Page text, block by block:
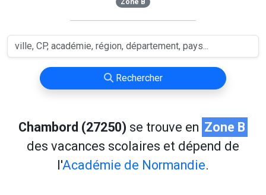
Zone B
Rechercher
Chambord (27250) se trouve en Zone B
des vacances scolaires et dépend de
l'Académie de Normandie.